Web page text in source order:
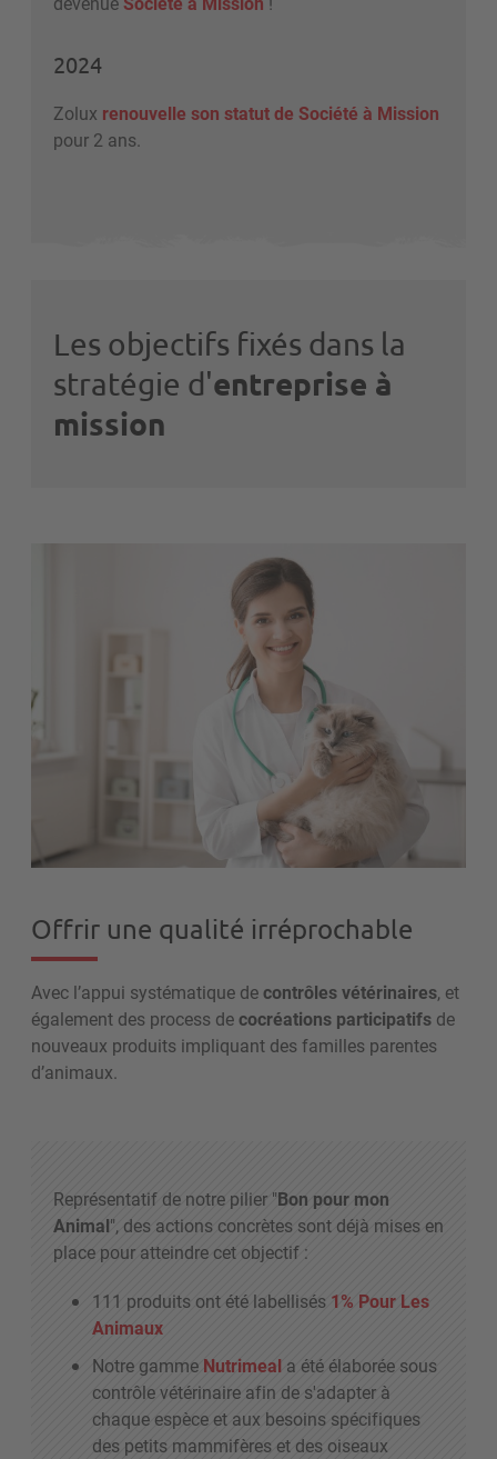
2024
Zolux renouvelle son statut de Société à Mission
pour 2 ans.
Les objectifs fixés dans la
stratégie d'entreprise à
mission
Offrir une qualité irréprochable
Avec l’appui systématique decontrôles vétérinaires, et
également des process decocréations participatifs de
nouveaux produits impliquant des familles parentes
d’animaux.
Représentatif de notre pilier "Bon pour mon
Animal", des actions concrètes sont déjà mises en
place pour atteindre cet objectif :
111 produits ont été labellisés 1% Pour Les
Animaux
Notre gamme Nutrimeal a été élaborée sous
contrôle vétérinaire afin de s'adapter à
chaque espèce et aux besoins spécifiques
des petits mammifères et des oiseaux